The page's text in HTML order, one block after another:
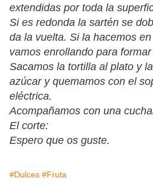
extendidas por toda la
Si es redonda la sartén se
da la vuelta. Si la hacemos
vamos enrollando para
Sacamos la tortilla al plato y
azúcar y quemamos con el
eléctrica.
Acompañamos con una
El corte:
Espero que os guste.
#Dulces #Fruta